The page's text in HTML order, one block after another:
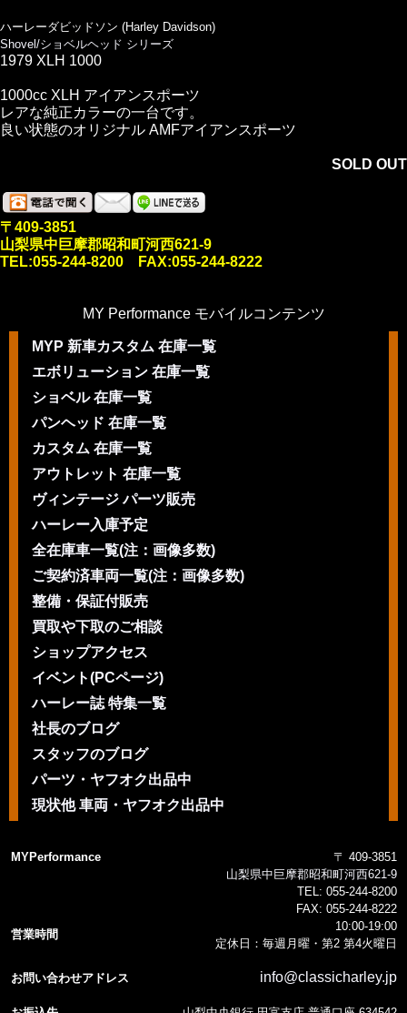
ハーレーダビッドソン (Harley Davidson)
Shovel/ショベルヘッド シリーズ
1979 XLH 1000
1000cc XLH アイアンスポーツ
レアな純正カラーの一台です。
良い状態のオリジナル AMFアイアンスポーツ
SOLD OUT
〒409-3851
山梨県中巨摩郡昭和町河西621-9
TEL:055-244-8200 FAX:055-244-8222
MY Performance モバイルコンテンツ
MYP 新車カスタム 在庫一覧
エボリューション 在庫一覧
ショベル 在庫一覧
パンヘッド 在庫一覧
カスタム 在庫一覧
アウトレット 在庫一覧
ヴィンテージ パーツ販売
ハーレー入庫予定
全在庫車一覧(注：画像多数)
ご契約済車両一覧(注：画像多数)
整備・保証付販売
買取や下取のご相談
ショップアクセス
イベント(PCページ)
ハーレー誌 特集一覧
社長のブログ
スタッフのブログ
パーツ・ヤフオク出品中
現状他 車両・ヤフオク出品中
MYPerformance
〒 409-3851
山梨県中巨摩郡昭和町河西621-9
TEL: 055-244-8200
FAX: 055-244-8222
営業時間
10:00-19:00
定休日：毎週月曜・第2 第4火曜日
お問い合わせアドレス info@classicharley.jp